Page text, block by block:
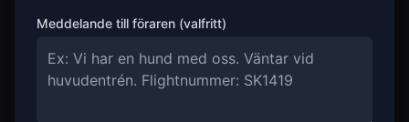
Meddelande till föraren (valfritt)